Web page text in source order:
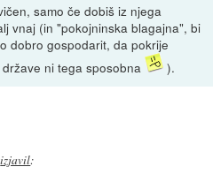
samo če dobiš iz njega
vnaj (in "pokojninska blagajna", bi
dobro gospodarit, da pokrije
ni tega sposobna
).
izjavil: